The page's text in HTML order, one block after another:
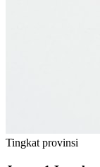
Tingkat provinsi